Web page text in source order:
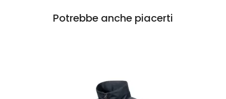
Potrebbe anche piacerti